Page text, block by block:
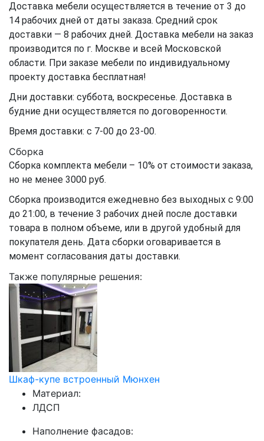
Доставка мебели осуществляется в течение от 3 до
14 рабочих дней от даты заказа. Средний срок
доставки — 8 рабочих дней. Доставка мебели на заказ
производится по г. Москве и всей Московской
области. При заказе мебели по индивидуальному
проекту доставка бесплатная!
Дни доставки: суббота, воскресенье. Доставка в
будние дни осуществляется по договоренности.
Время доставки: с 7-00 до 23-00.
Сборка
Сборка комплекта мебели – 10% от стоимости заказа,
но не менее 3000 руб.
Сборка производится ежедневно без выходных с 9:00
до 21:00, в течение 3 рабочих дней после доставки
товара в полном объеме, или в другой удобный для
покупателя день. Дата сборки оговаривается в
момент согласования даты доставки.
Также популярные решения:
Шкаф-купе встроенный Мюнхен
Материал:
ЛДСП
Наполнение фасадов: